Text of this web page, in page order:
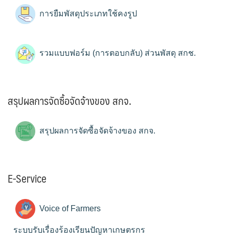
การยืมพัสดุประเภทใช้คงรูป
รวมแบบฟอร์ม (การตอบกลับ) ส่วนพัสดุ สกช.
สรุปผลการจัดซื้อจัดจ้างของ สกจ.
สรุปผลการจัดซื้อจัดจ้างของ สกจ.
E-Service
Voice of Farmers
ระบบรับเรื่องร้องเรียนปัญหาเกษตรกร